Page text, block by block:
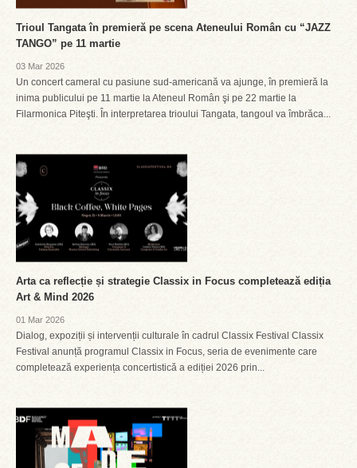
Trioul Tangata în premieră pe scena Ateneului Român cu “JAZZ
TANGO” pe 11 martie
03 Mar 2026
Un concert cameral cu pasiune sud-americană va ajunge, în premieră la
inima publicului pe 11 martie la Ateneul Român şi pe 22 martie la
Filarmonica Piteşti. În interpretarea trioului Tangata, tangoul va îmbrăca...
Arta ca reflecție și strategie Classix in Focus completează ediția
Art & Mind 2026
01 Mar 2026
Dialog, expoziții și intervenții culturale în cadrul Classix Festival Classix
Festival anunță programul Classix in Focus, seria de evenimente care
completează experiența concertistică a ediției 2026 prin...